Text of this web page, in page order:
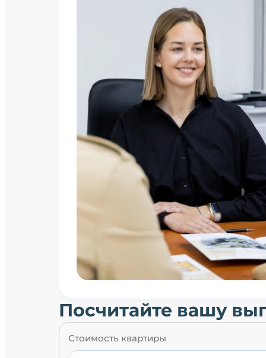
Посчитайте вашу
Стоимость квартиры